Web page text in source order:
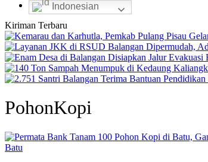
Indonesian
Kiriman Terbaru
PohonKopi
Batu